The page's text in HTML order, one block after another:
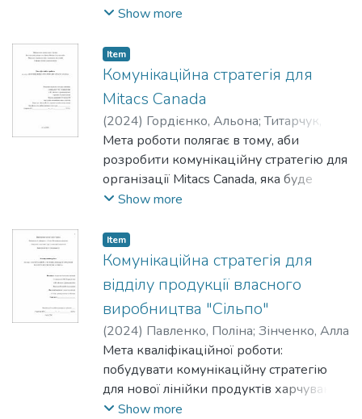
підвищення впізнаваності організації,
неї та залучення нових партнерів до
співпраці.
Show more
Item
Комунікаційна стратегія для
Mitacs Canada
(2024) Гордієнко, Альона;Титарчук,
Ірина
Мета роботи полягає в тому, аби
розробити комунікаційну стратегію для
організації Mitacs Canada, яка буде
спрямована на комунікацію зі
та магістратури. Вона сприятиме
підвищенню рівня обізнаності про
програми, що пропонує організація та
залученню студентів до участі у них.
Show more
Item
Комунікаційна стратегія для
відділу продукції власного
виробництва "Сільпо"
(2024) Павленко, Поліна; Зінченко, Алла
Мета кваліфікаційної роботи:
побудувати комунікаційну стратегію
для нової лінійки продуктів харчування
для дітей та молоді відділу продукції
Show more